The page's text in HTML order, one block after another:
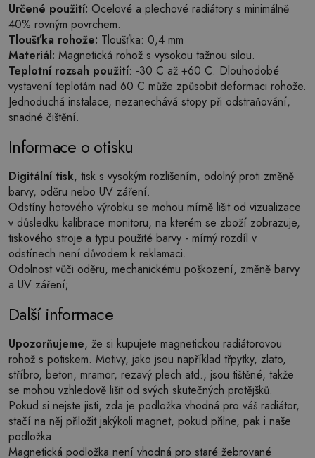
Určené použití: Ocelové a plechové radiátory s minimálně
40% rovným povrchem.
Tloušťka rohože: Tloušťka: 0,4 mm
Materiál: Magnetická rohož s vysokou tažnou silou.
Teplotní rozsah použití: -30 C až +60 C. Dlouhodobé
vystavení teplotám nad 60 C může způsobit deformaci rohože.
Jednoduchá instalace, nezanechává stopy při odstraňování,
snadné čištění.
Informace o otisku
Digitální tisk, tisk s vysokým rozlišením, odolný proti změně
barvy, oděru nebo UV záření.
Odstíny hotového výrobku se mohou mírně lišit od vizualizace
v důsledku kalibrace monitoru, na kterém se zboží zobrazuje,
tiskového stroje a typu použité barvy - mírný rozdíl v
odstínech není důvodem k reklamaci.
Odolnost vůči oděru, mechanickému poškození, změně barvy
a UV záření;
Další informace
Upozorňujeme, že si kupujete magnetickou radiátorovou
rohož s potiskem. Motivy, jako jsou například třpytky, zlato,
stříbro, beton, mramor, rezavý plech atd., jsou tištěné, takže
se mohou vzhledově lišit od svých skutečných protějšků.
Pokud si nejste jisti, zda je podložka vhodná pro váš radiátor,
stačí na něj přiložit jakýkoli magnet, pokud přilne, pak i naše
podložka.
Magnetická podložka není vhodná pro staré žebrované